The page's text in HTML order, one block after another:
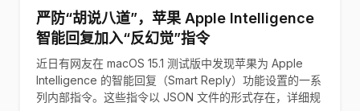
严防“胡说八道”，苹果 Apple Intelligence
智能回复加入“反幻觉”指令
近日有网友在 macOS 15.1 测试版中发现苹果为 Apple
Intelligence 的智能回复（Smart Reply）功能设置的一系
列内部指令。这些指令以 JSON 文件的形式存在，详细规